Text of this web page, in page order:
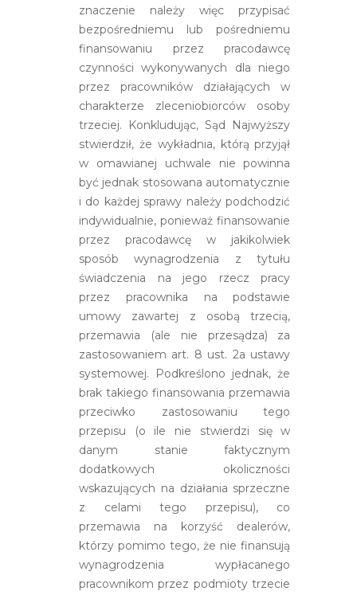
znaczenie należy więc przypisać
bezpośredniemu lub pośredniemu
finansowaniu przez pracodawcę
czynności wykonywanych dla niego
przez pracowników działających w
charakterze zleceniobiorców osoby
trzeciej. Konkludując, Sąd Najwyższy
stwierdził, że wykładnia, którą przyjął
w omawianej uchwale nie powinna
być jednak stosowana automatycznie
i do każdej sprawy należy podchodzić
indywidualnie, ponieważ finansowanie
przez pracodawcę w jakikolwiek
sposób wynagrodzenia z tytułu
świadczenia na jego rzecz pracy
przez pracownika na podstawie
umowy zawartej z osobą trzecią,
przemawia (ale nie przesądza) za
zastosowaniem art. 8 ust. 2a ustawy
systemowej. Podkreślono jednak, że
brak takiego finansowania przemawia
przeciwko zastosowaniu tego
przepisu (o ile nie stwierdzi się w
danym stanie faktycznym
dodatkowych okoliczności
wskazujących na działania sprzeczne
z celami tego przepisu), co
przemawia na korzyść dealerów,
którzy pomimo tego, że nie finansują
wynagrodzenia wypłacanego
pracownikom przez podmioty trzecie